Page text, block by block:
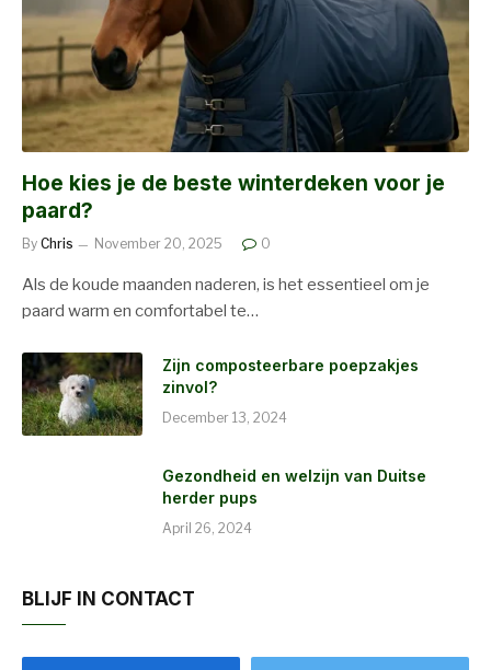
Hoe kies je de beste winterdeken voor je
paard?
By Chris November 20, 2025 0
Als de koude maanden naderen, is het essentieel om je
paard warm en comfortabel te…
Zijn composteerbare poepzakjes
zinvol?
December 13, 2024
Gezondheid en welzijn van Duitse
herder pups
April 26, 2024
BLIJF IN CONTACT